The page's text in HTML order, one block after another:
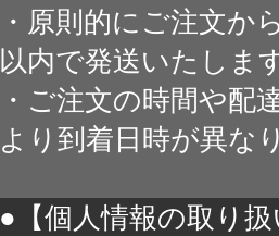
・原則的にご注文か
以内で発送いたしま
・ご注文の時間や配
より到着日時が異な
●【個人情報の取り